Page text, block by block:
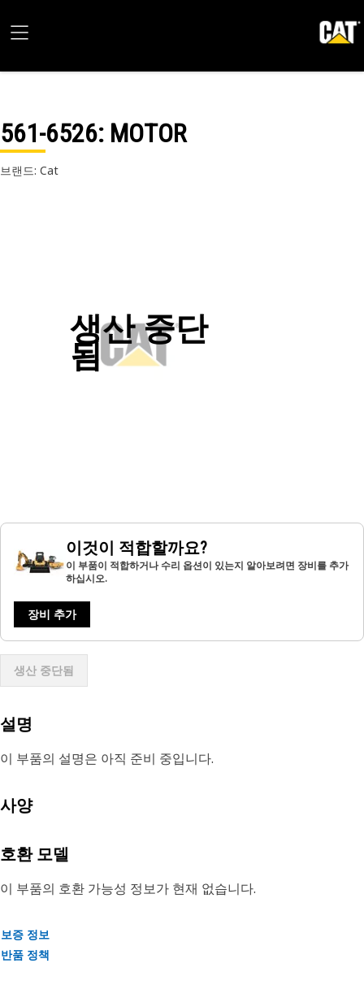
561-6526: MOTOR
브랜드: Cat
생산 중단
됨
이것이 적합할까요?
이 부품이 적합하거나 수리 옵션이 있는지 알아보려면 장비를 추가
하십시오.
장비 추가
생산 중단됨
설명
이 부품의 설명은 아직 준비 중입니다.
사양
호환 모델
이 부품의 호환 가능성 정보가 현재 없습니다.
보증 정보
반품 정책